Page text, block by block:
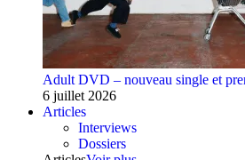
Adult DVD – nouveau single et
6 juillet 2026
Articles
Interviews
Dossiers